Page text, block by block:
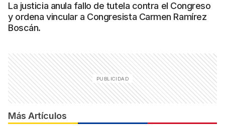
La justicia anula fallo de tutela contra el Congreso
y ordena vincular a Congresista Carmen Ramírez
Boscán.
Más Artículos